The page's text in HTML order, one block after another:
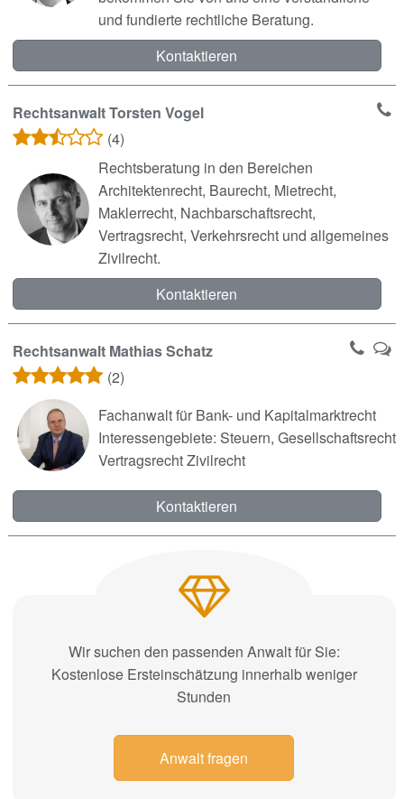
und fundierte rechtliche Beratung.
Kontaktieren
Rechtsanwalt Torsten Vogel
(4)
Rechtsberatung in den Bereichen
Architektenrecht, Baurecht, Mietrecht,
Maklerrecht, Nachbarschaftsrecht,
Vertragsrecht, Verkehrsrecht und allgemeines
Zivilrecht.
Kontaktieren
Rechtsanwalt Mathias Schatz
(2)
Fachanwalt für Bank- und Kapitalmarktrecht
Interessengebiete: Steuern, Gesellschaftsrecht
Vertragsrecht Zivilrecht
Kontaktieren
Wir suchen den passenden Anwalt für Sie:
Kostenlose Ersteinschätzung innerhalb weniger
Stunden
Anwalt fragen